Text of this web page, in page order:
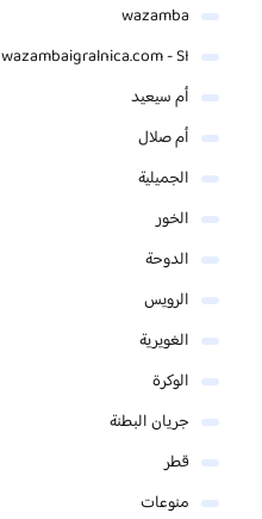
wazamba
wazambaigralnica.com - SI
أم سيعيد
أم صلال
الجميلية
الخور
الدوحة
الرويس
الغويرية
الوكرة
جريان البطنة
قطر
منوعات